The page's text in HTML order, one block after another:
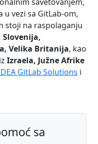
vezi sa GitLab-om,
stoji na raspolaganju
Slovenija,
Velika Britanija, kao
Izraela, Južne Afrike
GitLab Solutions i
sa